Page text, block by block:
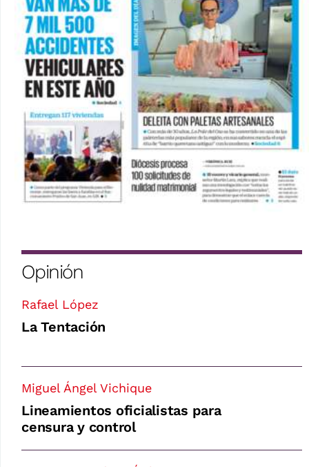
Opinión
Rafael López
La Tentación
Miguel Ángel Vichique
Lineamientos oficialistas para
censura y control